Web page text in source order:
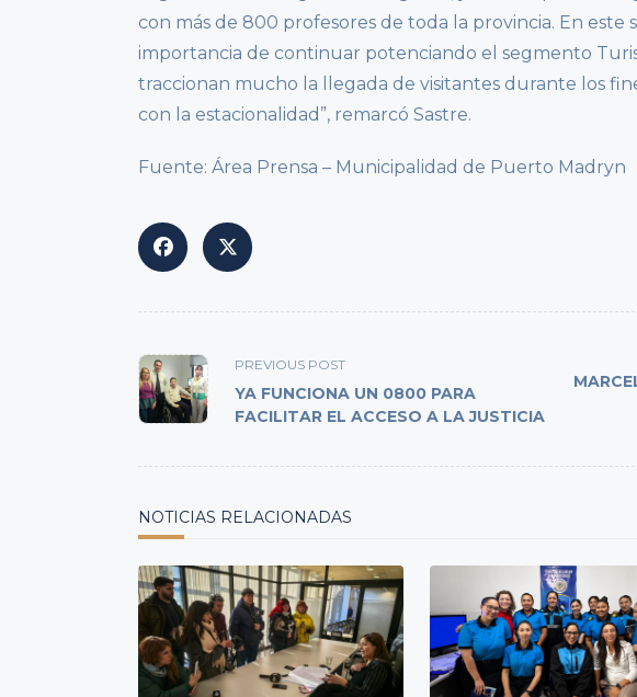
con más de 800 profesores de toda la provincia. En
importancia de continuar potenciando el segmento
traccionan mucho la llegada de visitantes durante los
con la estacionalidad”, remarcó Sastre.
Fuente: Área Prensa – Municipalidad de Puerto Madryn
<span
class="nav-
subtitle
screen-
PREVIOUS POST
YA FUNCIONA UN 0800 PARA
FACILITAR EL ACCESO A LA JUSTICIA
NOTICIAS RELACIONADAS